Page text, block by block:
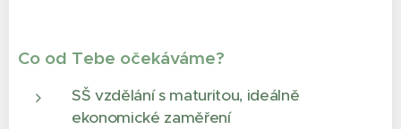
Co od Tebe očekáváme?
SŠ vzdělání s maturitou, ideálně
ekonomické zaměření